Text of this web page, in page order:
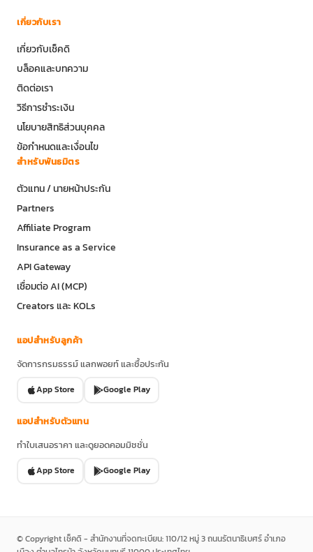
เกี่ยวกับเรา
เกี่ยวกับเช็คดิ
บล็อคและบทความ
ติดต่อเรา
วิธีการชำระเงิน
นโยบายสิทธิส่วนบุคคล
ข้อกำหนดและเงื่อนไข
สำหรับพันธมิตร
ตัวแทน / นายหน้าประกัน
Partners
Affiliate Program
Insurance as a Service
API Gateway
เชื่อมต่อ AI (MCP)
Creators และ KOLs
แอปสำหรับลูกค้า
จัดการกรมธรรม์ แลกพอยท์ และซื้อประกัน
App Store Google Play
แอปสำหรับตัวแทน
ทำใบเสนอราคา และดูยอดคอมมิชชั่น
App Store Google Play
© Copyright เช็คดิ - สำนักงานที่จดทะเบียน: 110/12 หมู่ 3 ถนนรัตนาธิเบศร์ อำเภอ